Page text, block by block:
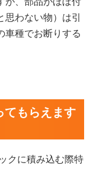
わない物）は引
車種でお断りする
てもらえます
クに積み込む際特